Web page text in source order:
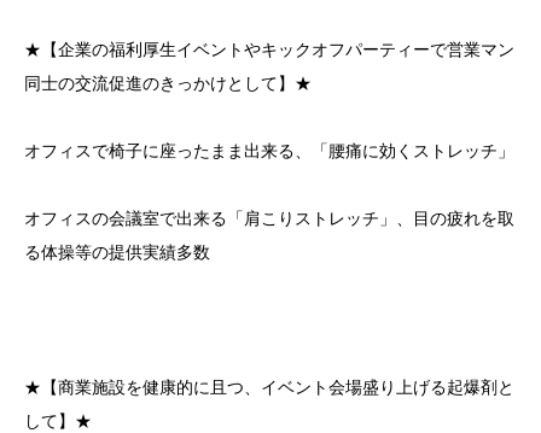
★【企業の福利厚生イベントやキックオフパーティーで営業マン
同士の交流促進のきっかけとして】★
オフィスで椅子に座ったまま出来る、「腰痛に効くストレッチ」
オフィスの会議室で出来る「肩こりストレッチ」、目の疲れを取
る体操等の提供実績多数
★【商業施設を健康的に且つ、イベント会場盛り上げる起爆剤と
して】★